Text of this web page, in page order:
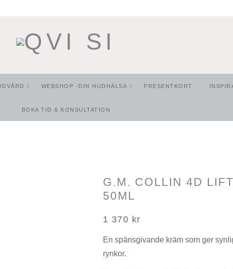
WEBSHOP -DIN HUDHÄLSA PRESENTKORT
BOKA TID & KONSULTATION
G.M. COLLIN 4D
50ML
1 370 kr
En spänsgivande kräm som ger
rynkor.